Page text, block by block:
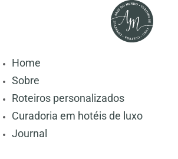
Home
Sobre
Roteiros personalizados
Curadoria em hotéis de luxo
Journal